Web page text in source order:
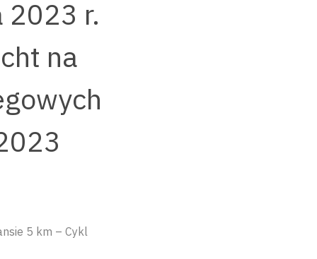
2023 r.
na
5 km – Cykl